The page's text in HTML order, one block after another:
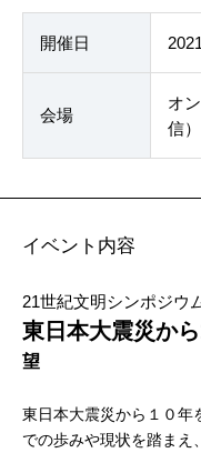
開催日
会場
オ
信）
イベント内容
21世紀文明シンポジウ
東日本大震災か
望
東日本大震災から１０年
での歩みや現状を踏まえ